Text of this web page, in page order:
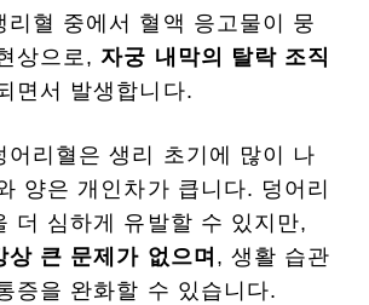
리혈 중에서 혈액 응고물이 뭉
상으로,자궁 내막의 탈락 조직
면서 발생합니다.
어리혈은 생리 초기에 많이 나
양은 개인차가 큽니다. 덩어리
더 심하게 유발할 수 있지만,
상 큰 문제가 없으며 , 생활 습관
증을 완화할 수 있습니다.